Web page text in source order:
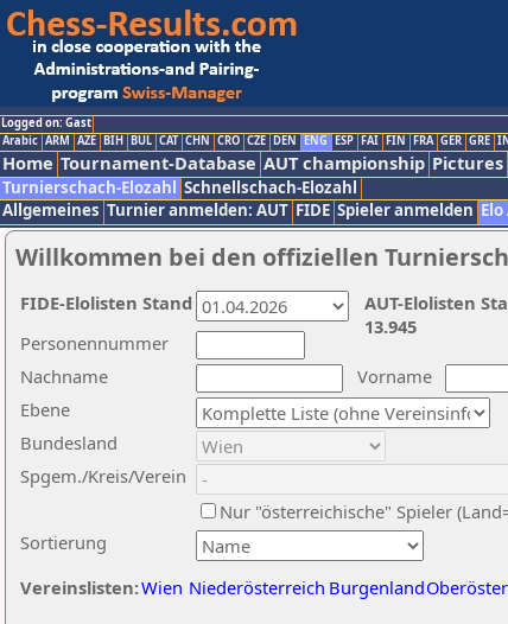
Logged on: Gast
Arabic ARM AZE BIH BUL CAT CHN CRO CZE DEN ENG ESP FAI FIN FRA GER GRE
Home Tournament-Database AUT championship Pictures
Turnierschach-Elozahl Schnellschach-Elozahl
Allgemeines Turnier anmelden: AUT FIDE Spieler anmelden Elo
Willkommen bei den offiziellen
Nachname
Vorname
Ebene
Sortierung
Personennummer
Bundesland
Spgem./Kreis/Verein
Nur "österreichische" Spieler
Vereinslisten:Wien Niederösterreich Burgenland
AUT-Elolisten
13.945
FIDE-Elolisten Stand